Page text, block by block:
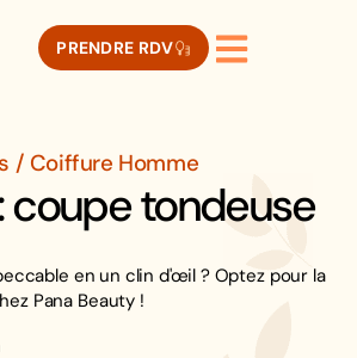
PRENDRE RDV
/ Coiffure Homme
coupe tondeuse
en un clin d'œil ? Optez pour la
Pana Beauty !